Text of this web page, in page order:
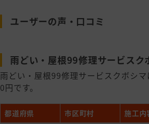
ユーザーの声・口コミ
雨どい・屋根99修理サービスク
雨どい・屋根99修理サービスクボシ
0円です。
都道府県 市区町村 施工内